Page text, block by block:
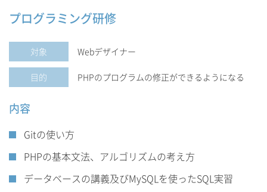
プログラミング研修
対象 Webデザイナー
目的 PHPのプログラムの修正ができるようになる
内容
Gitの使い方
PHPの基本文法、アルゴリズムの考え方
データベースの講義及びMySQLを使ったSQL実習